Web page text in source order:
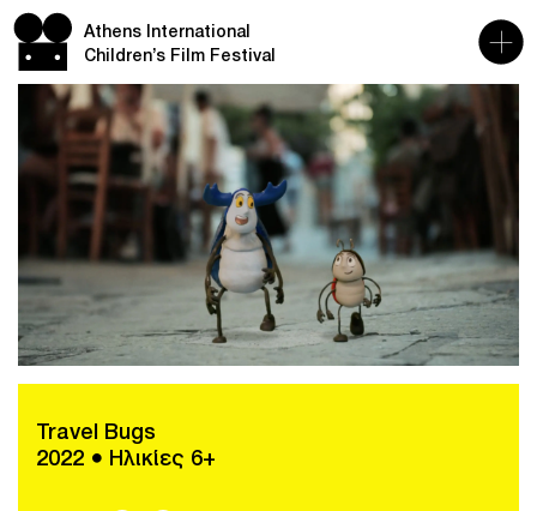
Athens International
Children’s Film Festival
Travel Bugs
2022 ● Ηλικίες 6+